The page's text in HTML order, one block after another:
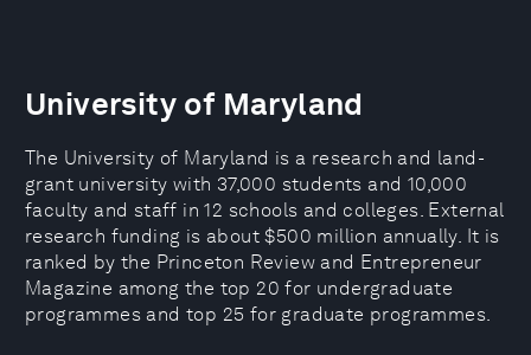
University of Maryland
The University of Maryland is a research and land-
grant university with 37,000 students and 10,000
faculty and staff in 12 schools and colleges. External
research funding is about $500 million annually. It is
ranked by the Princeton Review and Entrepreneur
Magazine among the top 20 for undergraduate
programmes and top 25 for graduate programmes.